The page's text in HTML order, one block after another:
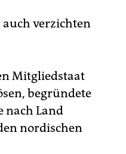
verzichten
Mitgliedstaat
begründete
nach Land
nordischen